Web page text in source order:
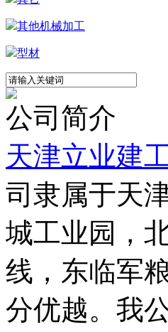
其他机械加工
型材
公司简介
天津立业建
司隶属于天
城工业园，
线，东临军
分优越。我